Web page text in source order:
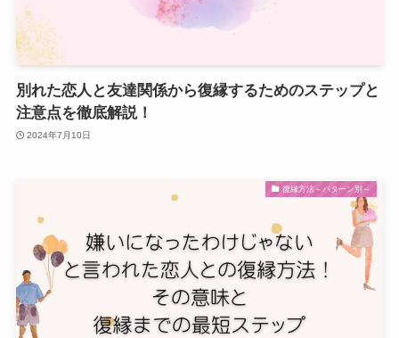
別れた恋人と友達関係から復縁するためのステップと
注意点を徹底解説！
2024年7月10日
復縁方法～パターン別～